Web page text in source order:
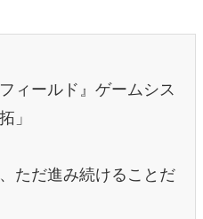
ィールド』ゲームシス
」
ただ進み続けることだ